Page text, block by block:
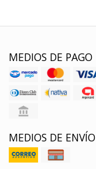
MEDIOS DE PAGO
MEDIOS DE ENVÍO